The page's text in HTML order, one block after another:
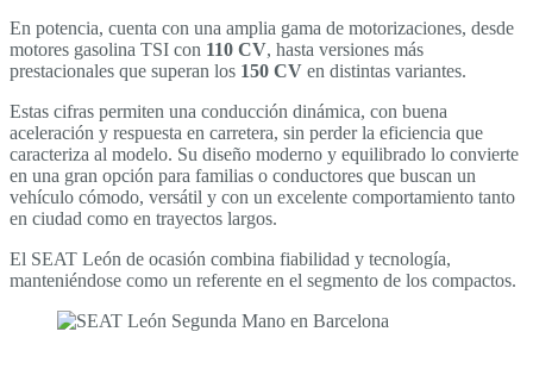
En potencia, cuenta con una amplia gama de motorizaciones, desde
motores gasolina TSI con 110 CV, hasta versiones más
prestacionales que superan los 150 CV en distintas variantes.
Estas cifras permiten una conducción dinámica, con buena
aceleración y respuesta en carretera, sin perder la eficiencia que
caracteriza al modelo. Su diseño moderno y equilibrado lo convierte
en una gran opción para familias o conductores que buscan un
vehículo cómodo, versátil y con un excelente comportamiento tanto
en ciudad como en trayectos largos.
El SEAT León de ocasión combina fiabilidad y tecnología,
manteniéndose como un referente en el segmento de los compactos.